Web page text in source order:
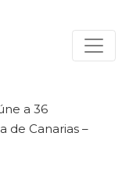
a 36
de Canarias –